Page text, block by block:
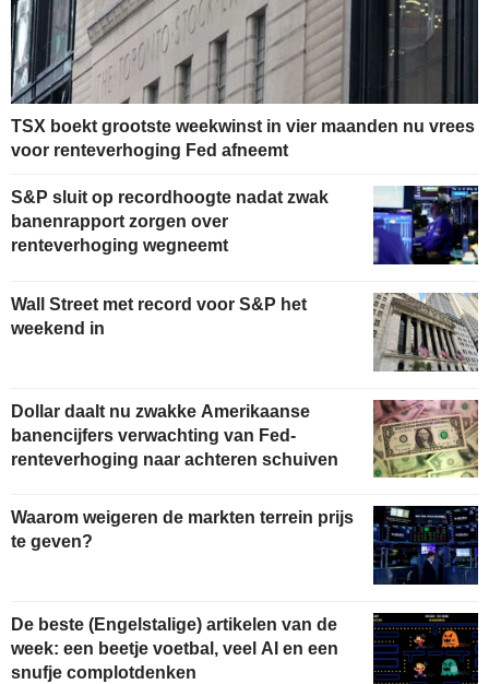
TSX boekt grootste weekwinst in vier maanden nu vrees
voor renteverhoging Fed afneemt
S&P sluit op recordhoogte nadat zwak
banenrapport zorgen over
renteverhoging wegneemt
Wall Street met record voor S&P het
weekend in
Dollar daalt nu zwakke Amerikaanse
banencijfers verwachting van Fed-
renteverhoging naar achteren schuiven
Waarom weigeren de markten terrein prijs
te geven?
De beste (Engelstalige) artikelen van de
week: een beetje voetbal, veel AI en een
snufje complotdenken